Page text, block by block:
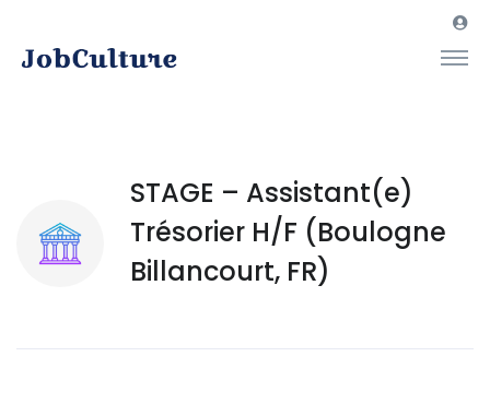
STAGE – Assistant(e)
Trésorier H/F (Boulogne
Billancourt, FR)